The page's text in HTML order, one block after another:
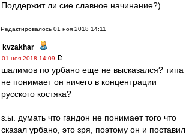
Поддержит ли сие славное начинание?)
Редактировалось 01 ноя 2018 14:11
kvzakhar -
01 ноя 2018 14:09
шалимов по урбано еще не высказался? типа
не понимает он ничего в концентрации
русского костяка?
з.ы. думать что гандон не понимает того что
сказал урбано, это зря, поэтому он и поставил